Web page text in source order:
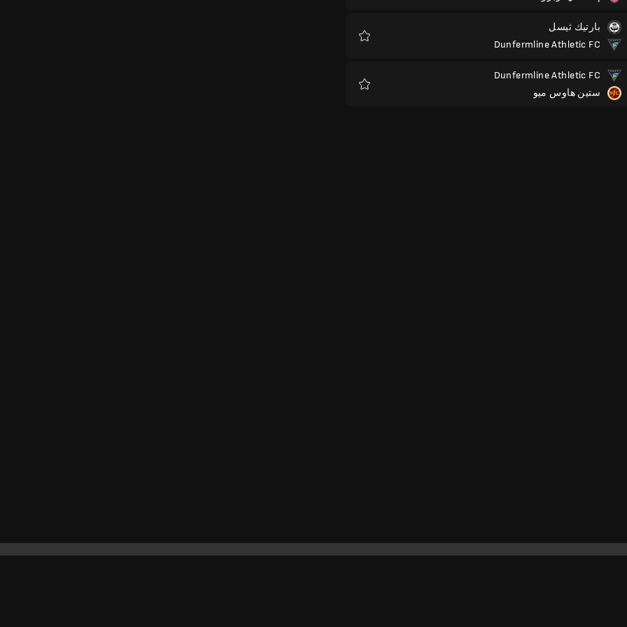
بارتيك ثيسل
Dunfermline Athletic FC
Dunfermline Athletic FC
ستين هاوس ميو